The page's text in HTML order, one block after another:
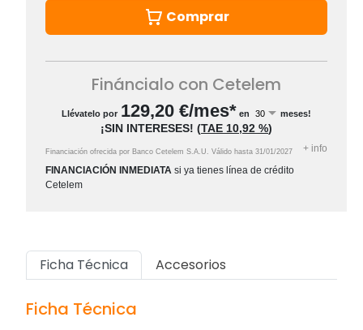
Comprar
Fináncialo con Cetelem
Llévatelo por 129,20 €/mes* en meses!
¡SIN INTERESES! (TAE 10,92 %)
Financiación ofrecida por Banco Cetelem S.A.U. Válido hasta 31/01/2027 + info
FINANCIACIÓN INMEDIATA si ya tienes línea de crédito
Cetelem
Ficha Técnica Accesorios
Ficha Técnica